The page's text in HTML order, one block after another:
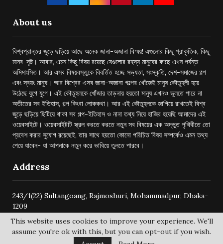
About us
বিশ্বপ্রান্তর জুড়ে ছড়িয়ে আছে অনেক জানা-অজানা বিস্ময়! এগুলোর কিছু প্রাকৃতিক, কিছু
মানব-সৃষ্ট। আবার, এমন কিছু বিষয় রয়েছে যেগুলোর রহস্য মানুষের কাছে এখন পর্যন্ত
অমিমাংসিত। আর এসব বিষয়বস্তুকে বিবর্তিত হচ্ছে সভ্যতা, সংস্কৃতি, দেশ-সমাজের গল্প
এবং স্বয়ং মানুষ। আর বিশ্বের এসব জানা-অজানা গল্পের খোঁজেই মানুষ কৌতূহলী হয়ে
উঠেছে যুগে যুগে। এই কৌতূহলকে খোঁজার তাড়নায় হয়তো মানুষ এখনও ভুলতে পারে না
অতীতের সব ইতিহাস, গল্প কিংবা লোককথা। আর এই কৌতুহলকে জাগিয়ে রাখতেই বিশ্ব
জুড়ে ছড়িয়ে ছিটিয়ে থাকা সব গল্প-ইতিহাস ও নানা তথ্য নিয়ে হাজির হয়েছি আমাদের এই
ওয়েবসাইটে। ওয়েবসাইটটি স্ক্রল করতে করতে নতুন সব বিষয়ের এক অদ্ভুত পৃথিবীতে তো
প্রবেশ করার সুযোগ রয়েছেই, তার সাথে হয়তো কোনো পরিচিত বিষয় সম্পর্কেও এমন তথ্য
পেয়ে যাবেন- যা আপনাকে নতুন করে ভাবিয়ে তুলতে পারবে।
Address
243/1(22) Sultangoang, Rajmoshuri, Mohammadpur, Dhaka-
1209
This website uses cookies to improve your experience. We'll
assume you're ok with this, but you can opt-out if you wish.